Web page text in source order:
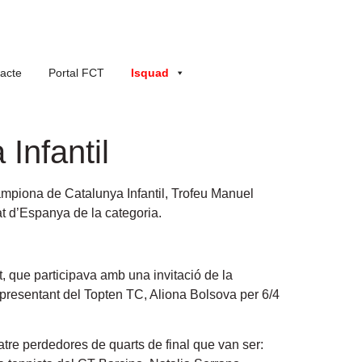
Portal FCT Isquad
Infantil
de Catalunya Infantil, Trofeu Manuel
d’Espanya de la categoria.
que participava amb una invitació de la
del Topten TC, Aliona Bolsova per 6/4
perdedores de quarts de final que van ser: